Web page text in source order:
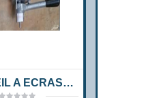
APPAREIL A ECRASER MFG.CO 788